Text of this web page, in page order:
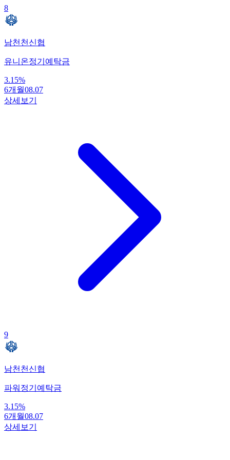
8
남천천신협
유니온정기예탁금
3.15%
6개월08.07
상세보기
9
남천천신협
파워정기예탁금
3.15%
6개월08.07
상세보기